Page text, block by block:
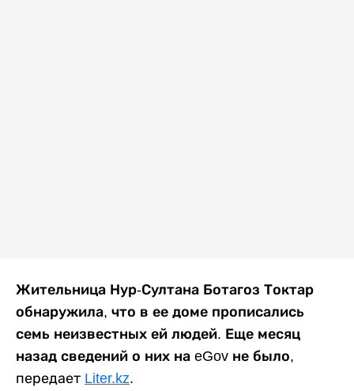
Жительница Нур-Султана Ботагоз Токтар
обнаружила, что в ее доме прописались
семь неизвестных ей людей. Еще месяц
назад сведений о них на eGov не было,
передает Liter.kz.